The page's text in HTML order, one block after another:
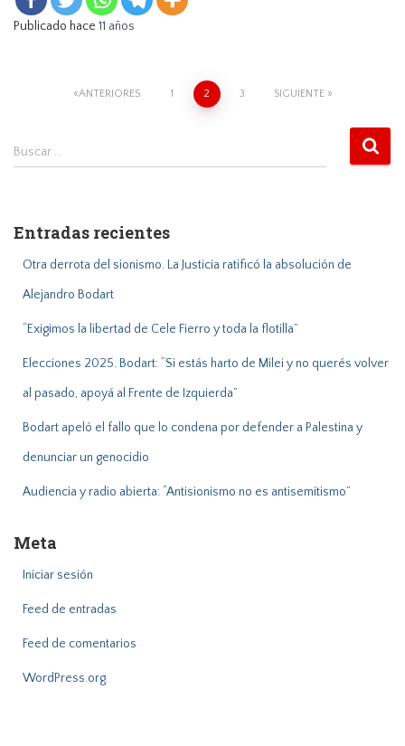
Publicado hace 11 años
Navegación
entradas
ANTERIORES 1 2 3 SIGUIENTE
B
r
Buscar …
Entradas recientes
Otra derrota del sionismo. La Justicia ratificó la absolución de
Alejandro Bodart
“Exigimos la libertad de Cele Fierro y toda la flotilla”
Elecciones 2025. Bodart: “Si estás harto de Milei y no querés volver
al pasado, apoyá al Frente de Izquierda”
Bodart apeló el fallo que lo condena por defender a Palestina y
denunciar un genocidio
Audiencia y radio abierta: “Antisionismo no es antisemitismo”
Meta
Iniciar sesión
Feed de entradas
Feed de comentarios
WordPress.org